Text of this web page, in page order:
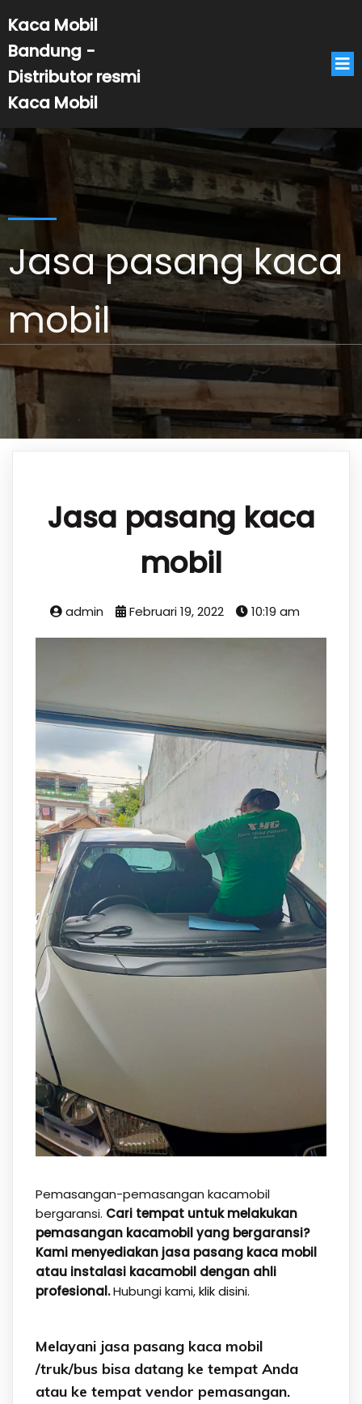
Kaca Mobil
Bandung -
Distributor resmi
Kaca Mobil
Jasa pasang kaca
mobil
Jasa pasang kaca
mobil
admin Februari 19, 2022 10:19 am
Pemasangan-pemasangan kacamobil
bergaransi. Cari tempat untuk melakukan
pemasangan kacamobil yang bergaransi?
Kami menyediakan jasa pasang kaca mobil
atau instalasi kacamobil dengan ahli
profesional.Hubungi kami,klik disini.
Melayani jasa pasang kaca mobil
/truk/bus bisa datang ke tempat Anda
atau ke tempat vendor pemasangan.